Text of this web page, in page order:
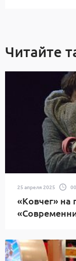
Читайте
25 апреля 2025
«Ковчег» на